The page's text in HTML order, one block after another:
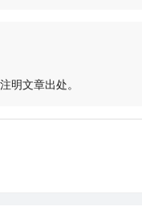
明文章出处。